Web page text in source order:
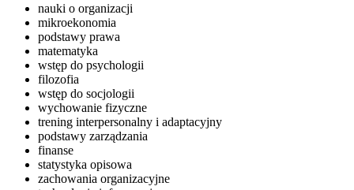
nauki o organizacji
mikroekonomia
podstawy prawa
matematyka
wstęp do psychologii
filozofia
wstęp do socjologii
wychowanie fizyczne
trening interpersonalny i adaptacyjny
podstawy zarządzania
finanse
statystyka opisowa
zachowania organizacyjne